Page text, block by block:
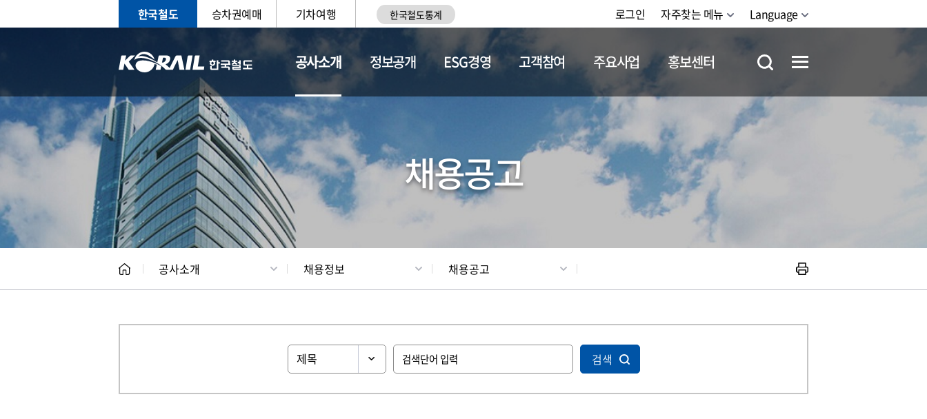
한국철도 승차권예매 기차여행 한국철도통계 로그인 자주찾는 메뉴 Language
공사소개
CEO 일반현황 채용정보
정보공개 ESG경영 고객참여 주요사업 홍보센터
채용공고
공사소개 채용정보 채용공고
검색